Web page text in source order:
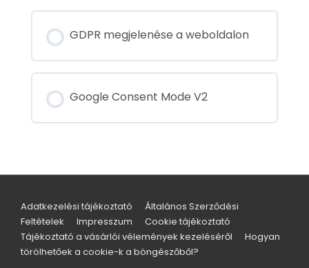
GDPR megjelenése a weboldalon
Google Consent Mode V2
Adatkezelési tájékoztató
Általános Szerződési
Feltételek
Impresszum
Cookie tájékoztató
Tájékoztató a vásárlói vélemények kezeléséről
Hogyan
törölhetőek a cookie-k a böngészőből?